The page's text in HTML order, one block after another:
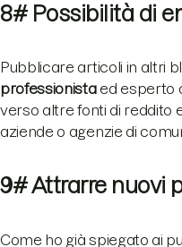
8# Possibilità di
Pubblicare articoli in altri
professionistaed esperto
verso altre fonti di reddito
aziende o agenzie di
9# Attrarre nuovi
Come ho già spiegato ai